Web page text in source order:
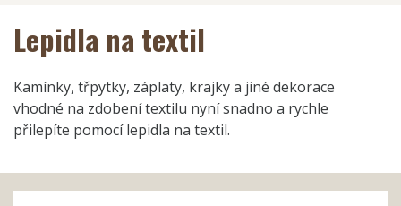
Lepidla na textil
Kamínky, třpytky, záplaty, krajky a jiné dekorace
vhodné na zdobení textilu nyní snadno a rychle
přilepíte pomocí lepidla na textil.